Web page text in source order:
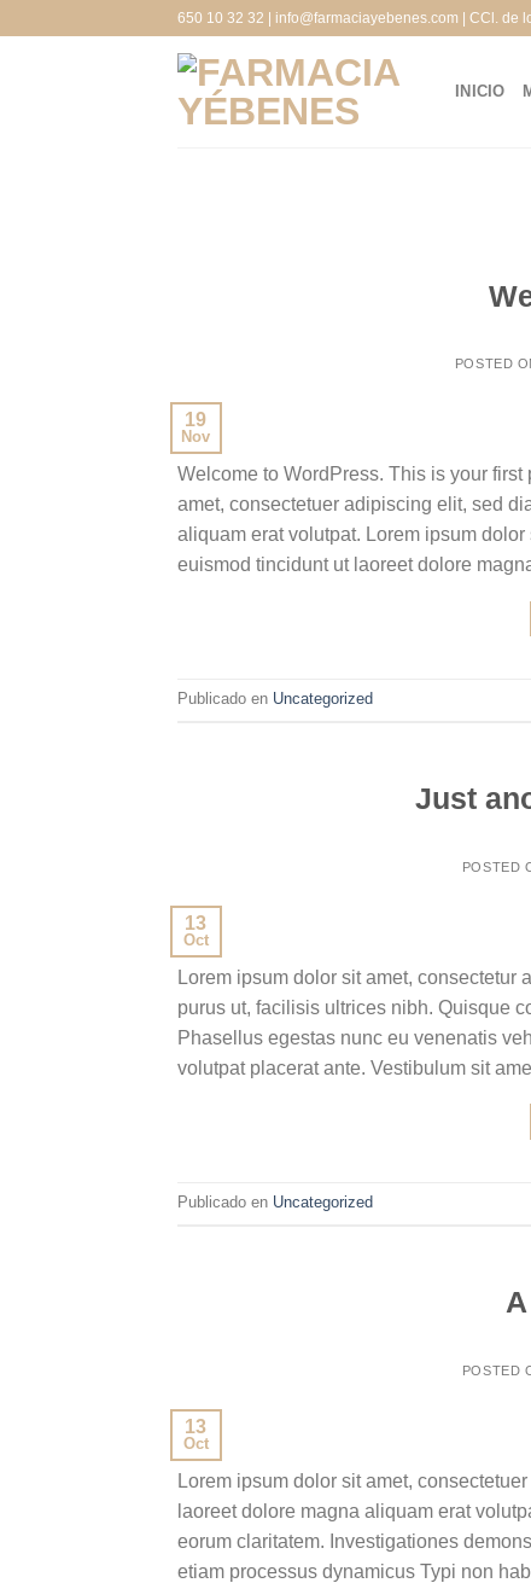
650 10 32 32 | info@farmaciayebenes.com | CCl. de
INICIO
POSTED
19
Nov
Welcome to WordPress. This is your
amet, consectetuer adipiscing elit, sed
aliquam erat volutpat. Lorem ipsum
euismod tincidunt ut laoreet dolore
Publicado en Uncategorized
Just
POSTED
13
Oct
Lorem ipsum dolor sit amet,
purus ut, facilisis ultrices nibh. Quisque
Phasellus egestas nunc eu venenatis
volutpat placerat ante. Vestibulum sit
Publicado en Uncategorized
POSTED
13
Oct
Lorem ipsum dolor sit amet,
laoreet dolore magna aliquam erat
eorum claritatem. Investigationes
etiam processus dynamicus Typi non